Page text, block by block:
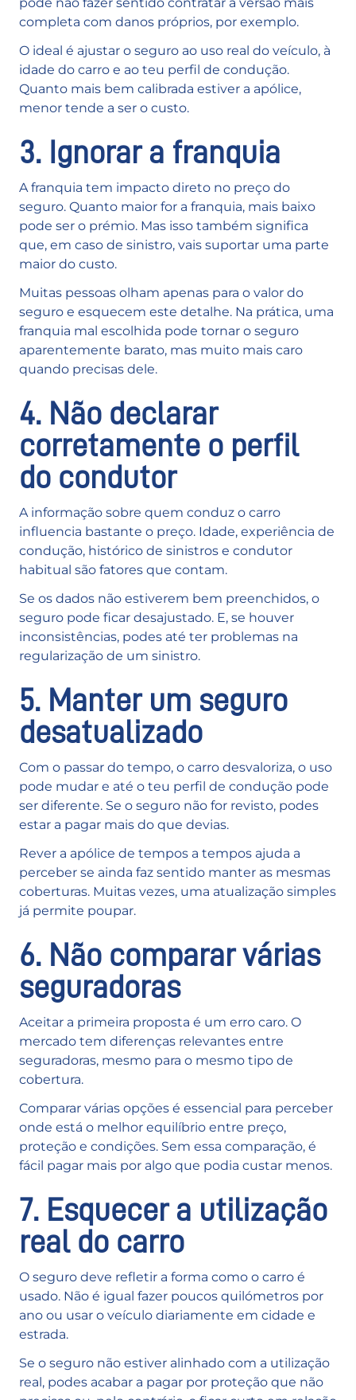
completa com danos próprios, por exemplo.
O ideal é ajustar o seguro ao uso real do veículo, à
idade do carro e ao teu perfil de condução.
Quanto mais bem calibrada estiver a apólice,
menor tende a ser o custo.
3. Ignorar a franquia
A franquia tem impacto direto no preço do
seguro. Quanto maior for a franquia, mais baixo
pode ser o prémio. Mas isso também significa
que, em caso de sinistro, vais suportar uma parte
maior do custo.
Muitas pessoas olham apenas para o valor do
seguro e esquecem este detalhe. Na prática, uma
franquia mal escolhida pode tornar o seguro
aparentemente barato, mas muito mais caro
quando precisas dele.
4. Não declarar
corretamente o perfil
do condutor
A informação sobre quem conduz o carro
influencia bastante o preço. Idade, experiência de
condução, histórico de sinistros e condutor
habitual são fatores que contam.
Se os dados não estiverem bem preenchidos, o
seguro pode ficar desajustado. E, se houver
inconsistências, podes até ter problemas na
regularização de um sinistro.
5. Manter um seguro
desatualizado
Com o passar do tempo, o carro desvaloriza, o uso
pode mudar e até o teu perfil de condução pode
ser diferente. Se o seguro não for revisto, podes
estar a pagar mais do que devias.
Rever a apólice de tempos a tempos ajuda a
perceber se ainda faz sentido manter as mesmas
coberturas. Muitas vezes, uma atualização simples
já permite poupar.
6. Não comparar várias
seguradoras
Aceitar a primeira proposta é um erro caro. O
mercado tem diferenças relevantes entre
seguradoras, mesmo para o mesmo tipo de
cobertura.
Comparar várias opções é essencial para perceber
onde está o melhor equilíbrio entre preço,
proteção e condições. Sem essa comparação, é
fácil pagar mais por algo que podia custar menos.
7. Esquecer a utilização
real do carro
O seguro deve refletir a forma como o carro é
usado. Não é igual fazer poucos quilómetros por
ano ou usar o veículo diariamente em cidade e
estrada.
Se o seguro não estiver alinhado com a utilização
real, podes acabar a pagar por proteção que não